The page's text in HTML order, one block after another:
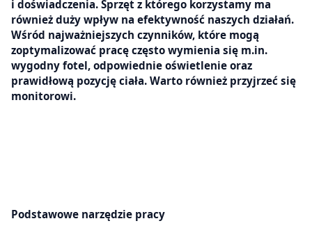
i doświadczenia. Sprzęt z którego korzystamy ma
również duży wpływ na efektywność naszych działań.
Wśród najważniejszych czynników, które mogą
zoptymalizować pracę często wymienia się m.in.
wygodny fotel, odpowiednie oświetlenie oraz
prawidłową pozycję ciała. Warto również przyjrzeć się
monitorowi.
Podstawowe narzędzie pracy